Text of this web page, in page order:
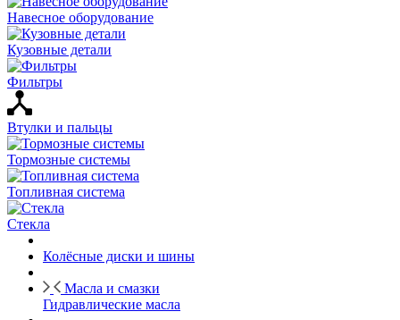
Навесное оборудование
Кузовные детали
Фильтры
Втулки и пальцы
Тормозные системы
Топливная система
Стекла
Колёсные диски и шины
Масла и смазки
Гидравлические масла